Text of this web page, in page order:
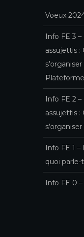
Voeux
Info FE 3
assujettis
Info FE 2
assujettis
Info FE 1
quoi parle-
Info FE 0